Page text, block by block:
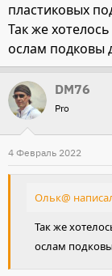
пластиковых
Так же
ослам подковы
DM76
Pro
4 Февраль 2022
Ольк@
Так же
ослам